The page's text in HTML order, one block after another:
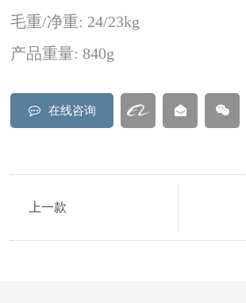
毛重/净重: 24/23kg
产品重量: 840g
在线咨询
上一款